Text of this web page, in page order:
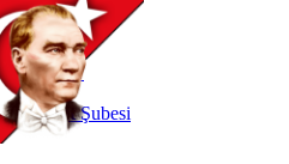
TR
|
EN
İnternetŞubesi